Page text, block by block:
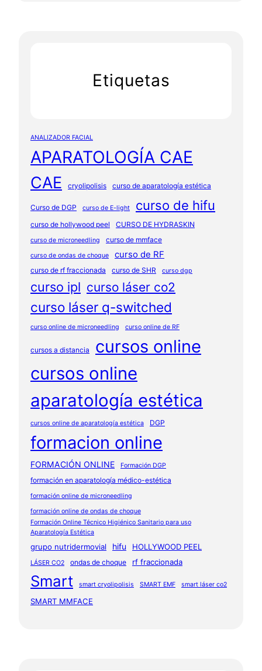
Etiquetas
ANALIZADOR FACIAL
APARATOLOGÍA CAE
CAE cryolipolisis curso de aparatología estética
Curso de DGP curso de E-light curso de hifu
curso de hollywood peel CURSO DE HYDRASKIN
curso de microneedling curso de mmface
curso de ondas de choque curso de RF
curso de rf fraccionada curso de SHR curso dgp
curso ipl curso láser co2
curso láser q-switched
curso online de microneedling curso online de RF
cursos a distancia
cursos online
cursos online
aparatología estética
cursos online de aparatología estética DGP
formacion online
FORMACIÓN ONLINE Formación DGP
formación en aparatología médico-estética
formación online de microneedling
formación online de ondas de choque
Formación Online Técnico Higiénico Sanitario para uso
Aparatología Estética
grupo nutridermovial hifu HOLLYWOOD PEEL
LÁSER CO2 ondas de choque rf fraccionada
Smart smart cryolipolisis SMART EMF smart láser co2
SMART MMFACE